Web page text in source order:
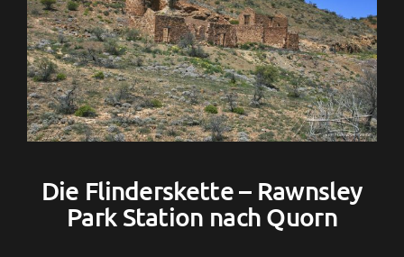
Die Flinderskette – Rawnsley
Park Station nach Quorn